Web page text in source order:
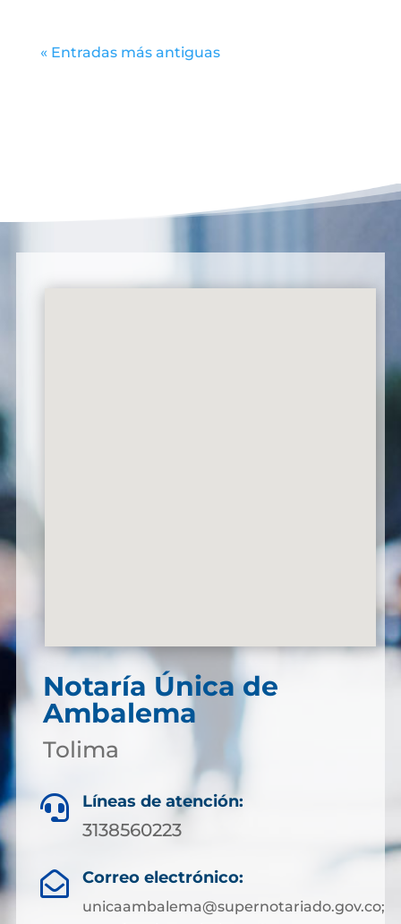
« Entradas más antiguas
Notaría Única de
Ambalema
Tolima
 Líneas de atención:
3138560223
 Correo electrónico:
unicaambalema@supernotariado.gov.co;